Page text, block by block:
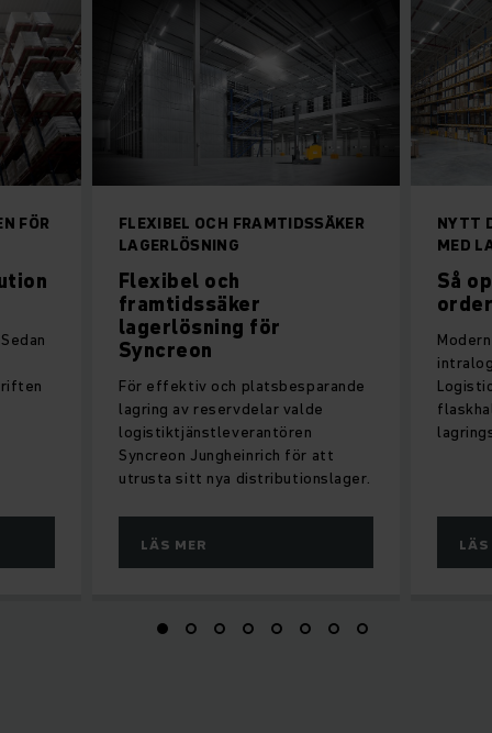
FLEXIBEL OCH FRAMTIDSSÄKER
LAGERLÖSNING
Flexibel och
framtidssäker
lagerlösning för
Syncreon
För effektiv och platsbesparande
lagring av reservdelar valde
logistiktjänstleverantören
Syncreon Jungheinrich för att
utrusta sitt nya distributionslager.
LÄS MER
NYTT
MED
Så
LÄS
FÖR